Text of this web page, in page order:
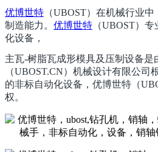
优博世特 （UBOST）在机械行业中
制造能力。 优博世特 （UBOST）专
化设备，
主瓦-树脂瓦成形模具及压制设备是
（UBOST.CN）机械设计有限公司
的非标自动化设备，优博世特（
权。